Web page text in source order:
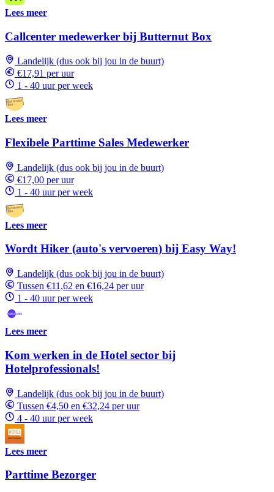
Lees meer
Callcenter medewerker bij Butternut Box
Landelijk (dus ook bij jou in de buurt)
€17,91 per uur
1 - 40 uur per week
Lees meer
Flexibele Parttime Sales Medewerker
Landelijk (dus ook bij jou in de buurt)
€17,00 per uur
1 - 40 uur per week
Lees meer
Wordt Hiker (auto's vervoeren) bij Easy Way!
Landelijk (dus ook bij jou in de buurt)
Tussen €11,62 en €16,24 per uur
1 - 40 uur per week
Lees meer
Kom werken in de Hotel sector bij
Hotelprofessionals!
Landelijk (dus ook bij jou in de buurt)
Tussen €4,50 en €32,24 per uur
4 - 40 uur per week
Lees meer
Parttime Bezorger